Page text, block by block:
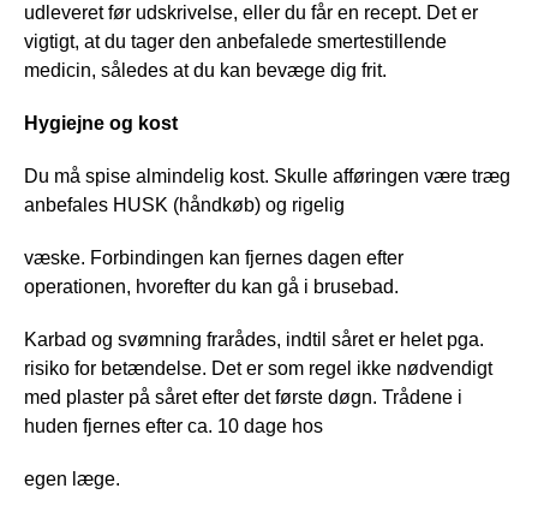
udleveret før udskrivelse, eller du får en recept. Det er
vigtigt, at du tager den anbefalede smertestillende
medicin, således at du kan bevæge dig frit.
Hygiejne og kost
Du må spise almindelig kost. Skulle afføringen være træg
anbefales HUSK (håndkøb) og rigelig
væske. Forbindingen kan fjernes dagen efter
operationen, hvorefter du kan gå i brusebad.
Karbad og svømning frarådes, indtil såret er helet pga.
risiko for betændelse. Det er som regel ikke nødvendigt
med plaster på såret efter det første døgn. Trådene i
huden fjernes efter ca. 10 dage hos
egen læge.